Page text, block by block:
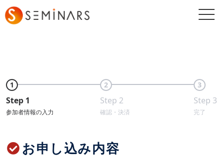
1
Step 1
参加者情報の入力
2
Step 2
確認・決済
3
Step 3
完了
お申し込み内容